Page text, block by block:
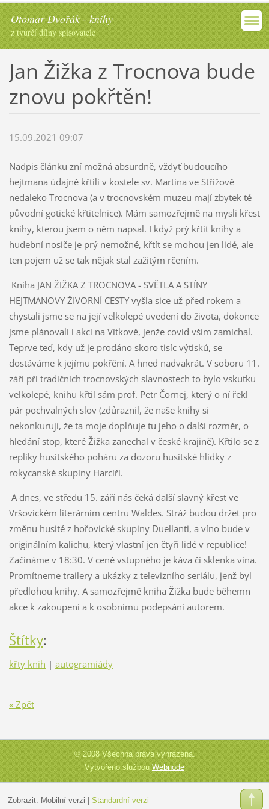
Otomar Dvořák - knihy
z tvůrčí dílny spisovatele
Jan Žižka z Trocnova bude
znovu pokřtěn!
15.09.2021 09:07
Nadpis článku zní možná absurdně, vždyť budoucího
hejtmana údajně křtili v kostele sv. Martina ve Střížově
nedaleko Trocnova (a v trocnovském muzeu mají zbytek té
původní gotické křtitelnice). Mám samozřejmě na mysli křest
knihy, kterou jsem o něm napsal. I když prý křtít knihy a
hudební nosiče je prý nemožné, křtít se mohou jen lidé, ale
ten pojem už se tak nějak stal zažitým rčením.
Kniha JAN ŽIŽKA Z TROCNOVA - SVĚTLA A STÍNY
HEJTMANOVY ŽIVORNÍ CESTY vyšla sice už před rokem a
chystali jsme se na její velkolepé uvedení do života, dokonce
jsme plánovali i akci na Vítkově, jenže covid vším zamíchal.
Teprve teď, kdy už je prodáno skoro tisíc výtisků, se
dostáváme k jejímu pokřění. A hned nadvakrát. V soboru 11.
září při tradičních trocnovských slavnostech to bylo vskutku
velkolepé, knihu křtil sám prof. Petr Čornej, který o ní řekl
pár pochvalných slov (zdůraznil, že naše knihy si
nekonkurují, že ta moje doplňuje tu jeho o další rozměr, o
hledání stop, které Žižka zanechal v české krajině). Křtilo se z
repliky husitského poháru za dozoru husitské hlídky z
rokycanské skupiny Harcíři.
A dnes, ve středu 15. září nás čeká další slavný křest ve
Vršovickém literárním centru Waldes. Stráž budou držet pro
změnu husité z hořovické skupiny Duellanti, a víno bude v
originálním kalichu, který vlastní jen čtyři lidé v republice!
Začínáme v 18:30. V ceně vstupného je káva či sklenka vína.
Promítneme trailery a ukázky z televizního seriálu, jenž byl
předlohou knihy. A samozřejmě kniha Žižka bude běhemn
akce k zakoupení a k osobnímu podepsání autorem.
Štítky:
křty knih | autogramiády
« Zpět
© 2008 Všechna práva vyhrazena.
Vytvořeno službouWebnode
Zobrazit: Mobilní verzi Standardní verzi